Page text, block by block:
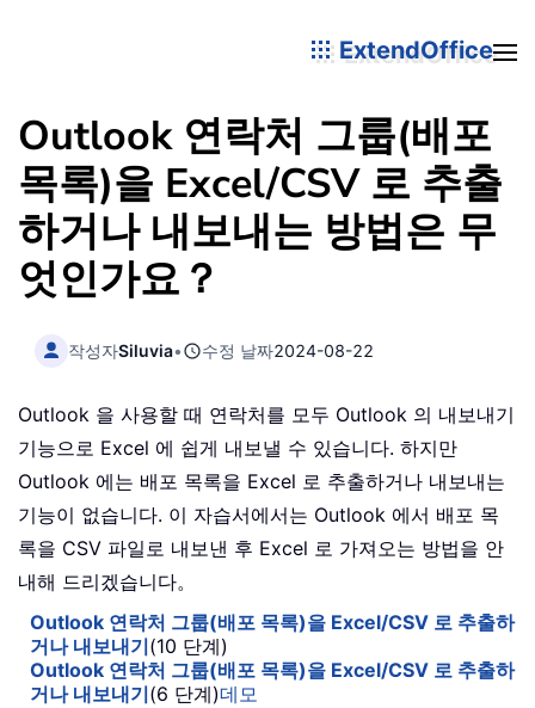
ExtendOffice
Outlook 연락처 그룹(배포
목록)을 Excel/CSV 로 추출
하거나 내보내는 방법은 무
엇인가요？
작성자Siluvia• 수정 날짜2024-08-22
Outlook 을 사용할 때 연락처를 모두 Outlook 의 내보내기
기능으로 Excel 에 쉽게 내보낼 수 있습니다. 하지만
Outlook 에는 배포 목록을 Excel 로 추출하거나 내보내는
기능이 없습니다. 이 자습서에서는 Outlook 에서 배포 목
록을 CSV 파일로 내보낸 후 Excel 로 가져오는 방법을 안
내해 드리겠습니다。
Outlook 연락처 그룹(배포 목록)을 Excel/CSV 로 추출하
거나 내보내기(10 단계)
Outlook 연락처 그룹(배포 목록)을 Excel/CSV 로 추출하
거나 내보내기(6 단계)데모